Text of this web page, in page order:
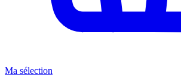
Ma sélection